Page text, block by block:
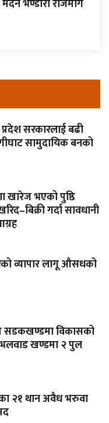
भण्डारी राजमार्ग
सरकारलाई बढी
सामुदायिक बनको
खारेज भएको पुष्ठि
गर्दा सावधानी
व्यापार लागू औसधको
सडकखण्डमा विकासको
खण्डमा २ पुल
२१ थान अवैध भरुवा